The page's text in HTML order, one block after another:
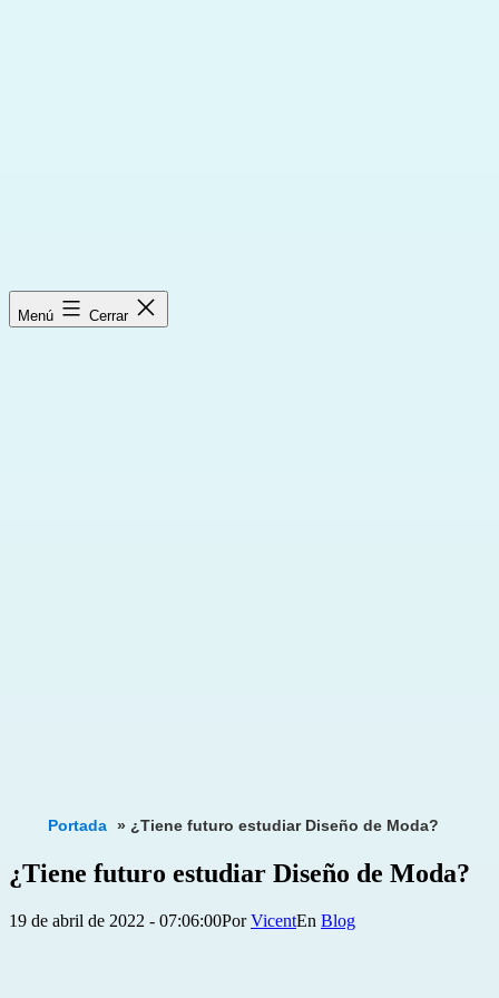
Menú Cerrar
Portada » ¿Tiene futuro estudiar Diseño de Moda?
¿Tiene futuro estudiar Diseño de Moda?
Publicada
19 de abril de 2022 - 07:06:00PorVicent
Categorizado
Blog